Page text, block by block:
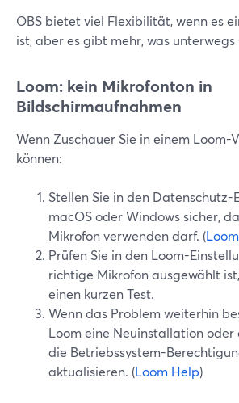
OBS bietet viel Flexibilität, wenn es
ist, aber es gibt mehr, was
Loom: kein Mikrofonton in
Bildschirmaufnahmen
Wenn Zuschauer Sie in einem Loom-
können:
Stellen Sie in den Datenschutz-
macOS oder Windows sicher,
Mikrofon verwenden darf. (
Prüfen Sie in den Loom-
richtige Mikrofon ausgewählt
einen kurzen Test.
Wenn das Problem weiterhin
Loom eine Neuinstallation oder
die Betriebssystem-
aktualisieren. (Loom Help)